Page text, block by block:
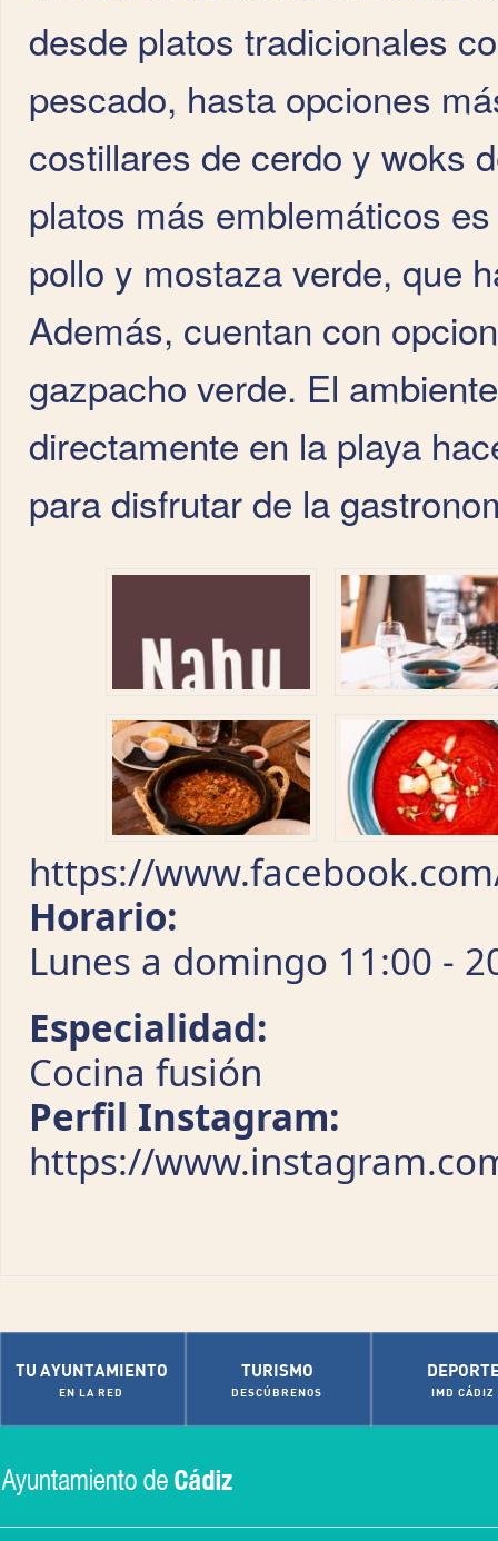
desde platos tradicionales
pescado, hasta opciones
costillares de cerdo y woks
platos más emblemáticos
pollo y mostaza verde, que
Además, cuentan con
gazpacho verde. El
directamente en la playa
para disfrutar de la
https://
Horario:
Lunes a domingo 11:00 -
Especialidad:
Cocina fusión
Perfil Instagram:
https://
TU AYUNTAMIENTO
EN LA RED
TURISMO
DESCÚBRENOS IMD CÁDIZ